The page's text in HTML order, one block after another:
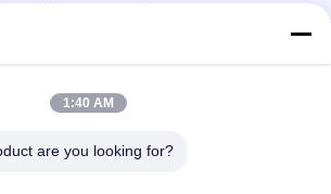
la carta a foglio per tubi NC modello
per taglio di carta idraulica a
1:40 AM
are you looking for?